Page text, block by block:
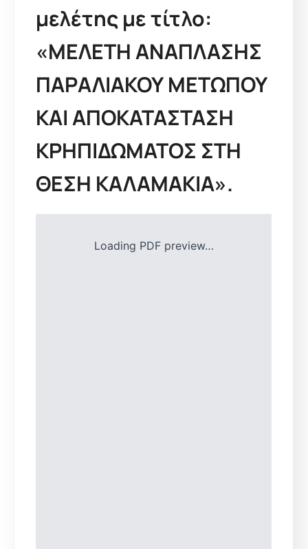
μελέτης με τίτλο:
«ΜΕΛΕΤΗ ΑΝΑΠΛΑΣΗΣ
ΠΑΡΑΛΙΑΚΟΥ ΜΕΤΩΠΟΥ
ΚΑΙ ΑΠΟΚΑΤΑΣΤΑΣΗ
ΚΡΗΠΙΔΩΜΑΤΟΣ ΣΤΗ
ΘΕΣΗ ΚΑΛΑΜΑΚΙΑ».